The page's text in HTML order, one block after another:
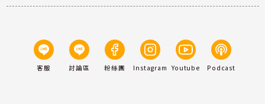
客服 討論區 粉絲團 Instagram Youtube Podcast